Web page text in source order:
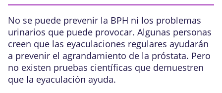
No se puede prevenir la BPH ni los problemas
urinarios que puede provocar. Algunas personas
creen que las eyaculaciones regulares ayudarán
a prevenir el agrandamiento de la próstata. Pero
no existen pruebas científicas que demuestren
que la eyaculación ayuda.